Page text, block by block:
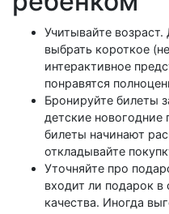
Учитывайте
выбрать короткое
интерактивное
понравятся
Бронируйте билеты
детские новогодние
билеты начинают
откладывайте
Уточняйте про
входит ли подарок в
качества. Иногда